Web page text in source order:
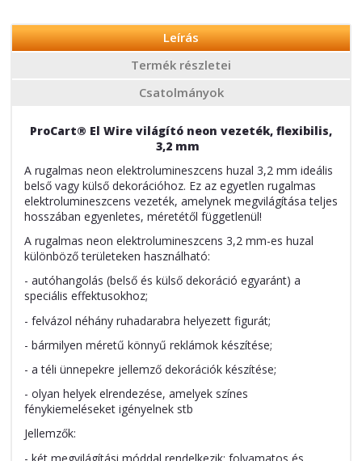
Leírás
Termék részletei
Csatolmányok
ProCart® El Wire világító neon vezeték, flexibilis,
3,2 mm
A rugalmas neon elektrolumineszcens huzal 3,2 mm ideális
belső vagy külső dekorációhoz. Ez az egyetlen rugalmas
elektrolumineszcens vezeték, amelynek megvilágítása teljes
hosszában egyenletes, méretétől függetlenül!
A rugalmas neon elektrolumineszcens 3,2 mm-es huzal
különböző területeken használható:
- autóhangolás (belső és külső dekoráció egyaránt) a
speciális effektusokhoz;
- felvázol néhány ruhadarabra helyezett figurát;
- bármilyen méretű könnyű reklámok készítése;
- a téli ünnepekre jellemző dekorációk készítése;
- olyan helyek elrendezése, amelyek színes
fénykiemeléseket igényelnek stb
Jellemzők:
- két megvilágítási móddal rendelkezik: folyamatos és